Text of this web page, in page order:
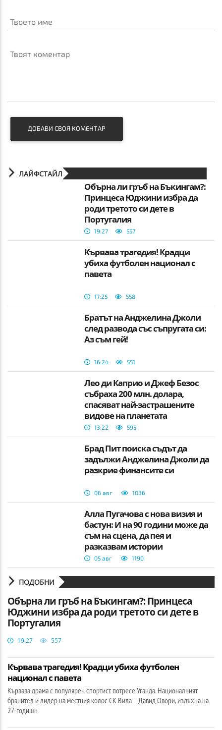
Твоето име
Твоят коментар
ДОБАВИ СВОЯ КОМЕНТАР
ЛАЙФСТАЙЛ
Обърна ли гръб на Бъкингам?:
Принцеса Юджини избра да
роди третото си дете в
Португалия
19:27 557
Кървава трагедия! Крадци
убиха футболен национал с
павета
17:25 558
Братът на Анджелина Джоли
след развода със съпругата си:
Аз съм гей!
16:24 551
Лео ди Каприо и Джеф Безос
събраха 200 млн. долара,
спасяват най-застрашените
видове на планетата
13:22 595
Брад Пит поиска съдът да
задължи Анджелина Джоли да
разкрие финансите си
06 авг 1036
Алла Пугачова с нова визия и
бастун: И на 90 години може да
съм на сцена, да пея и
разказвам истории
05 авг 1190
ПОДОБНИ
Обърна ли гръб на Бъкингам?: Принцеса
Юджини избра да роди третото си дете в
Португалия
19:27 557
Кървава трагедия! Крадци убиха футболен
национал с павета
Кървава драма с популярен спортист потресе Уганда. Националният
бранител и лидер на местния колос СК Вила – Давид Овори, издъхна на
27-годишн